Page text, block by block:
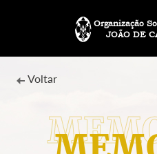
SOBRE
PLANO
Voltar